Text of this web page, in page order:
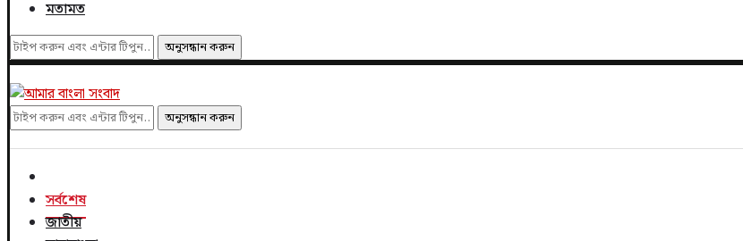
মতামত
অনুসন্ধান করুন
অনুসন্ধান করুন
সর্বশেষ
জাতীয়